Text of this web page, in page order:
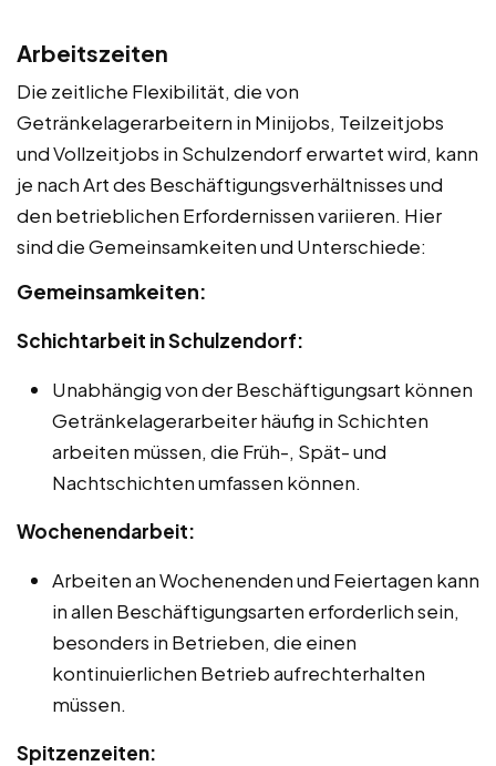
Arbeitszeiten
Die zeitliche Flexibilität, die von
Getränkelagerarbeitern in Minijobs, Teilzeitjobs
und Vollzeitjobs in Schulzendorf erwartet wird, kann
je nach Art des Beschäftigungsverhältnisses und
den betrieblichen Erfordernissen variieren. Hier
sind die Gemeinsamkeiten und Unterschiede:
Gemeinsamkeiten:
Schichtarbeit in Schulzendorf:
Unabhängig von der Beschäftigungsart können
Getränkelagerarbeiter häufig in Schichten
arbeiten müssen, die Früh-, Spät- und
Nachtschichten umfassen können.
Wochenendarbeit:
Arbeiten an Wochenenden und Feiertagen kann
in allen Beschäftigungsarten erforderlich sein,
besonders in Betrieben, die einen
kontinuierlichen Betrieb aufrechterhalten
müssen.
Spitzenzeiten: